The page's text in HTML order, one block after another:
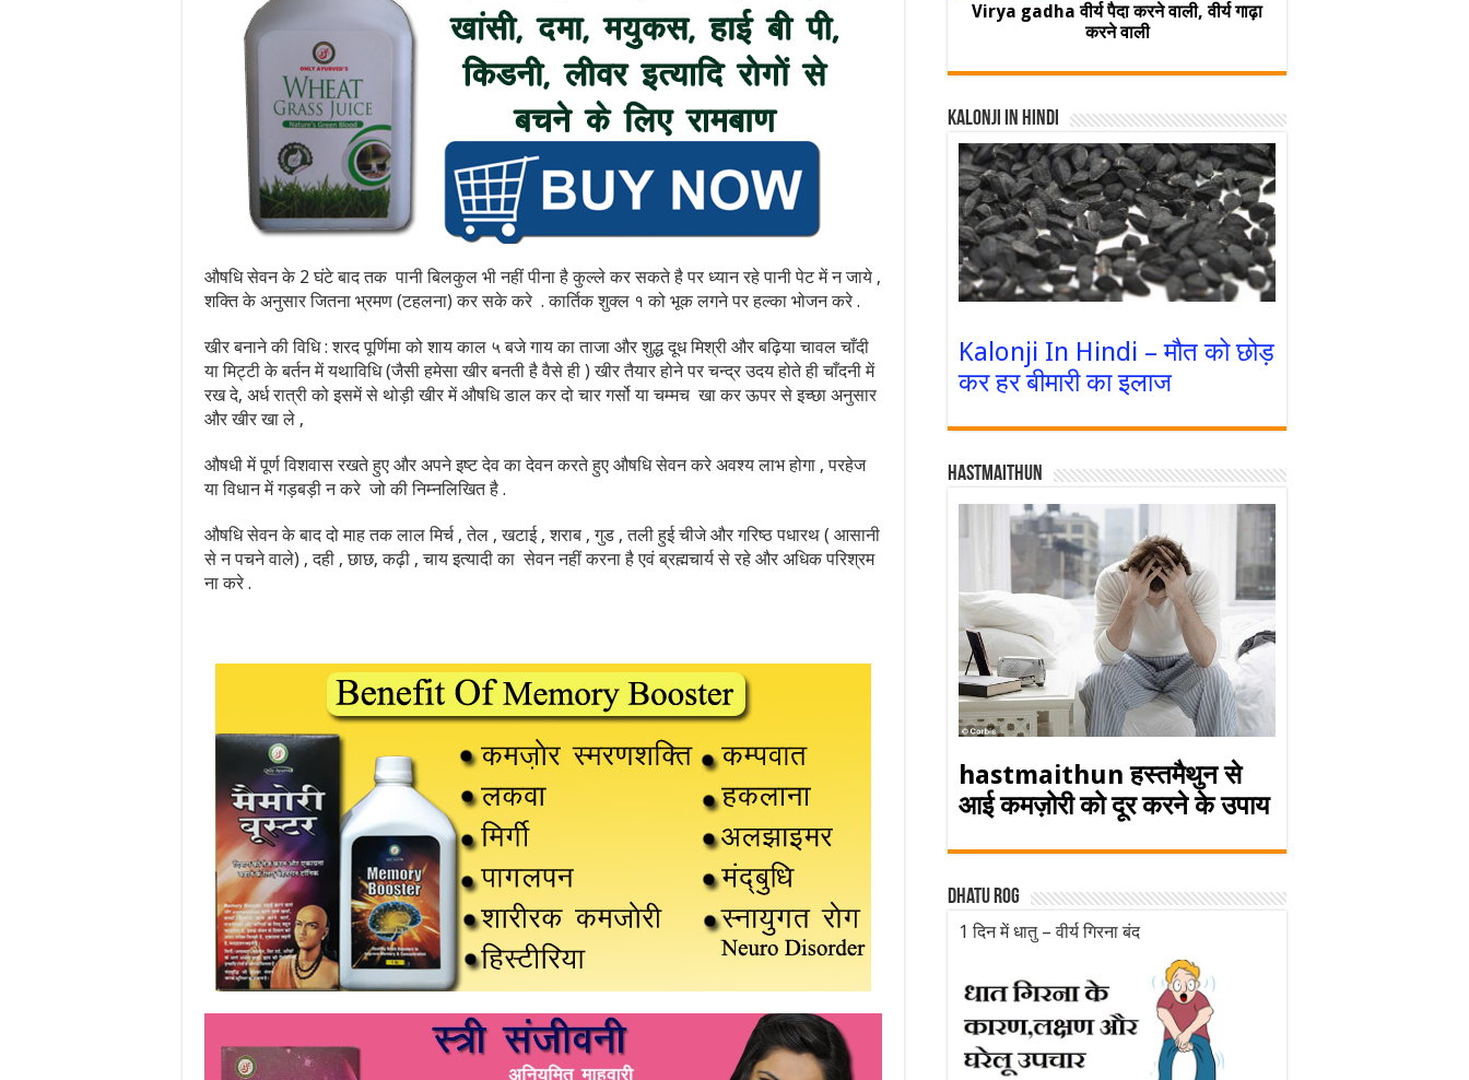
औषधि सेवन के 2 घंटे बाद तक पानी बिलकुल भी नहीं पीना है कुल्ले कर सकते है पर ध्यान रहे पानी पेट में न जाये ,
शक्ति के अनुसार जितना भ्रमण (टहलना) कर सके करे . कार्तिक शुक्ल १ को भूक लगने पर हल्का भोजन करे .
खीर बनाने की विधि : शरद पूर्णिमा को शाय काल ५ बजे गाय का ताजा और शुद्ध दूध मिश्री और बढ़िया चावल चाँदी
या मिट्टी के बर्तन में यथाविधि (जैसी हमेसा खीर बनती है वैसे ही ) खीर तैयार होने पर चन्द्र उदय होते ही चाँदनी में
रख दे, अर्ध रात्री को इसमें से थोड़ी खीर में औषधि डाल कर दो चार गर्सो या चम्मच खा कर ऊपर से इच्छा अनुसार
और खीर खा ले ,
औषधी में पूर्ण विशवास रखते हुए और अपने इष्ट देव का देवन करते हुए औषधि सेवन करे अवश्य लाभ होगा , परहेज
या विधान में गड़बड़ी न करे जो की निम्नलिखित है .
औषधि सेवन के बाद दो माह तक लाल मिर्च , तेल , खटाई , शराब , गुड , तली हुई चीजे और गरिष्ठ पधारथ ( आसानी
से न पचने वाले) , दही , छाछ, कढ़ी , चाय इत्यादी का सेवन नहीं करना है एवं ब्रह्मचार्य से रहे और अधिक परिश्रम
ना करे .
Virya gadha वीर्य पैदा करने वाली, वीर्य गाढ़ा
करने वाली
Kalonji In Hindi
Kalonji In Hindi – मौत को छोड़
कर हर बीमारी का इलाज
Hastmaithun
hastmaithun हस्तमैथुन से
आई कमज़ोरी को दूर करने के उपाय
Dhatu rog
1 दिन में धातु – वीर्य गिरना बंद